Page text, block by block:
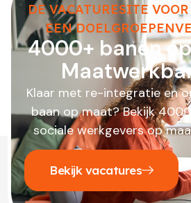
DE VACATURESITE
EEN
4000+ banen
Klaar met re-integratie en
baan op maat? Bekijk
sociale werkgevers op
Bekijk vacatures